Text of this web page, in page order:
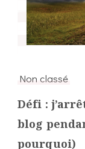
Non classé
Défi :
blog
pourquoi)